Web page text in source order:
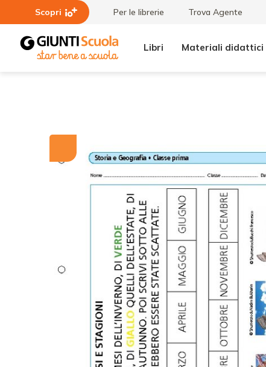
Scopri Per le librerie Trova Agente
Libri Materiali didattici